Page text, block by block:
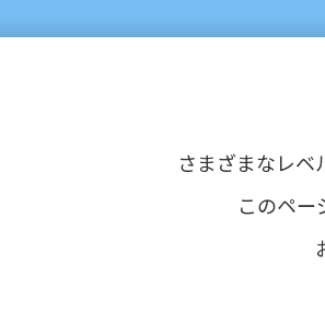
さまざまなレベ
このペ